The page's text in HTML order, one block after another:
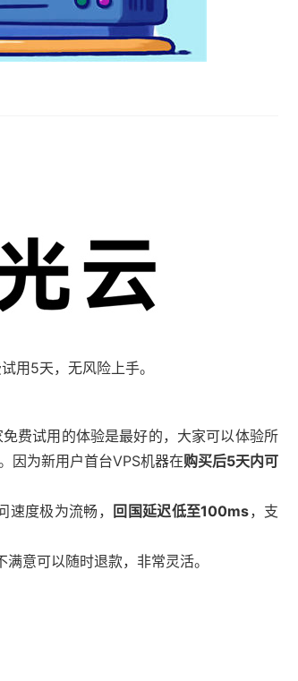
用5天，无风险上手。
费试用的体验是最好的，大家可以体验所
因为新用户首台VPS机器在购买后5天内可
度极为流畅，
回国延迟低至100ms，支
意可以随时退款，非常灵活。